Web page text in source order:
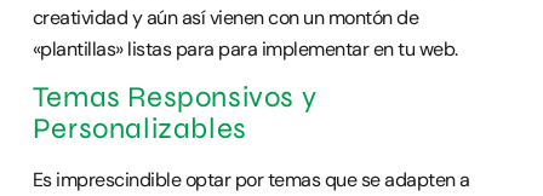
creatividad y aún así vienen con un montón de
«plantillas» listas para para implementar en tu web.
Temas Responsivos y
Personalizables
Es imprescindible optar por temas que se adapten a